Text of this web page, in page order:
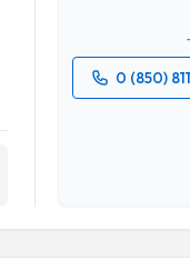
0 (850)